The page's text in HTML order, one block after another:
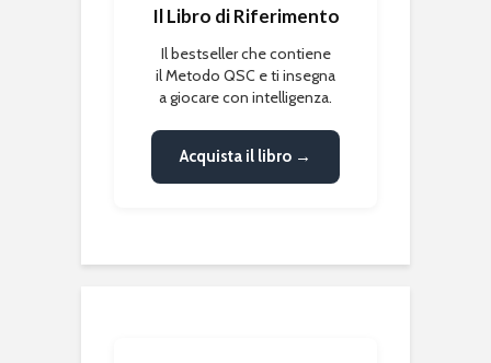
Il Libro di Riferimento
Il bestseller che contiene
il Metodo QSC e ti insegna
a giocare con intelligenza.
Acquista il libro →